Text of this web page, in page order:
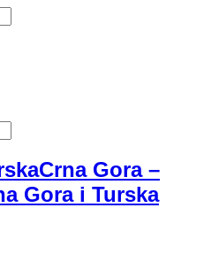
Crna Gora –
Gora i Turska